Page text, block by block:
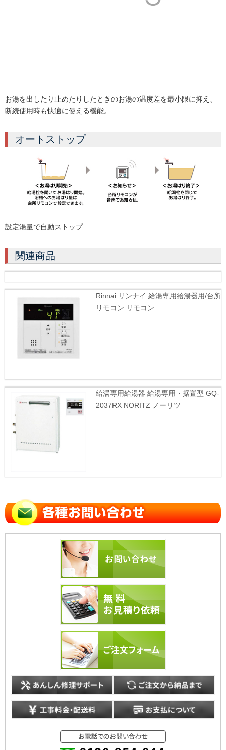
お湯を出したり止めたりしたときのお湯の温度差を最小限に抑え、
断続使用時も快適に使える機能。
オートストップ
設定湯量で自動ストップ
関連商品
Rinnai リンナイ 給湯専用給湯器用/台所
リモコン リモコン
給湯専用給湯器 給湯専用・据置型 GQ-
2037RX NORITZ ノーリツ